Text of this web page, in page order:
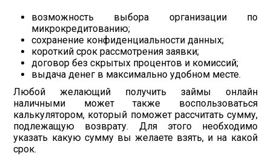
возможность выбора организации по
микрокредитованию;
сохранение конфиденциальности данных;
короткий срок рассмотрения заявки;
договор без скрытых процентов и комиссий;
выдача денег в максимально удобном месте.
Любой желающий получить займы онлайн
наличными может также воспользоваться
калькулятором, который поможет рассчитать сумму,
подлежащую возврату. Для этого необходимо
указать какую сумму вы желаете взять, и на какой
срок.